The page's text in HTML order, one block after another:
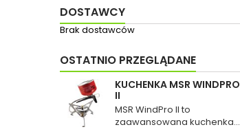
DOSTAWCY
Brak dostawców
OSTATNIO PRZEGLĄDANE
KUCHENKA MSR WINDPRO
II
MSR WindPro II to
zaawansowana kuchenka...